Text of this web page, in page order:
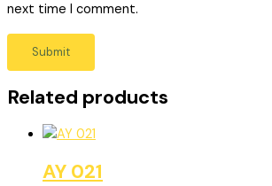
next time I comment.
Related products
AY 021